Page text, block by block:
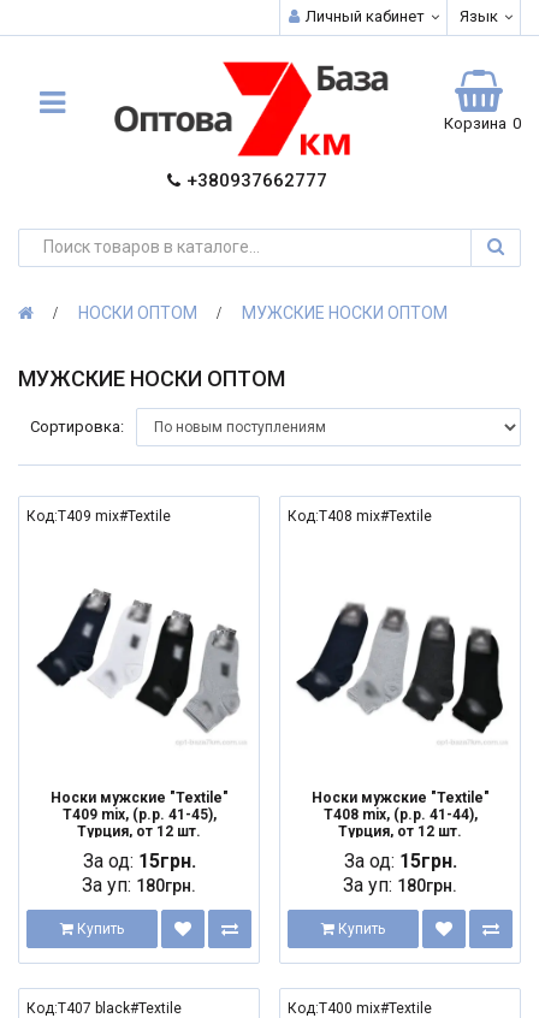
Личный кабинет Язык
+380937662777
Корзина 0
НОСКИ ОПТОМ МУЖСКИЕ НОСКИ ОПТОМ
МУЖСКИЕ НОСКИ ОПТОМ
Сортировка:
Код:T409 mix#Textile
Носки мужские "Textile"
T409 mix, (р.р. 41-45),
Турция, от 12 шт.
За од: 15грн.
За уп: 180грн.
Купить
Код:T408 mix#Textile
Носки мужские "Textile"
T408 mix, (р.р. 41-44),
Турция, от 12 шт.
За од: 15грн.
За уп: 180грн.
Купить
Код:T407 black#Textile Код:T400 mix#Textile